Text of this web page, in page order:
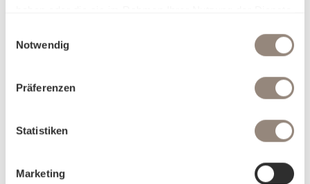
Notwendig
Präferenzen
Statistiken
Marketing